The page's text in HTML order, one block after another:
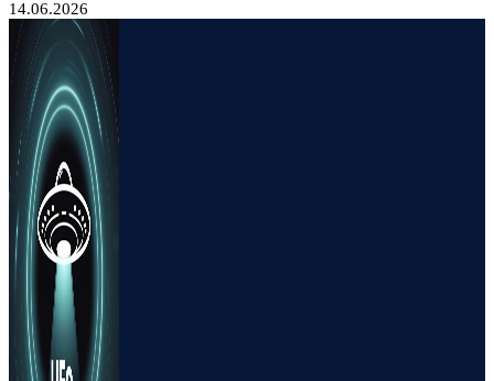
14.06.2026